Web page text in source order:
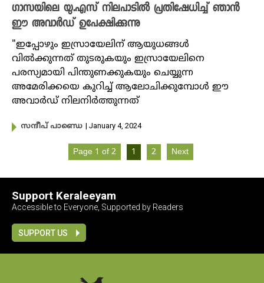
​ഗാസയിലെ യു.എസ് നിലപാടിൽ പ്രതിഷേധിച്ച് ഞാൻ
ഈ അവാർഡ് ഉപേക്ഷിക്കുന്നു
"ഇപ്പോഴും ഇസ്രായേലിന് ആയുധങ്ങൾ
വിൽക്കുന്നത് തുടരുകയും ഇസ്രായേലിനെ
പരസ്യമായി പിന്തുണക്കു‌കയും ചെയ്യുന്ന
അമേരിക്കയെ കുറിച്ച് ആലോചിക്കുമ്പോൾ ഈ
അവാർഡ് നിലനിർത്തുന്നത്
സന്ദീപ് പാണ്ഡെ | January 4, 2024
Page 1 of 2 1 2 Next
Support Keraleeyam
Accessible to Everyone, Supported by Readers
SUPPORT US